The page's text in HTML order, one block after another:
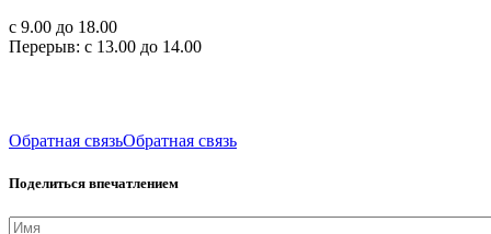
с 9.00 до 18.00
Перерыв: с 13.00 до 14.00
Обратная связьОбратная связь
Поделиться впечатлением
Имя